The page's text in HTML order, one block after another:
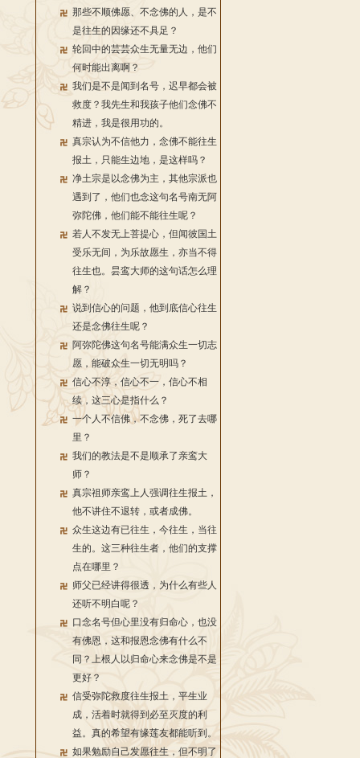
那些不顺佛愿、不念佛的人，是不
是往生的因缘还不具足？
轮回中的芸芸众生无量无边，他们
何时能出离啊？
我们是不是闻到名号，迟早都会被
救度？我先生和我孩子他们念佛不
精进，我是很用功的。
真宗认为不信他力，念佛不能往生
报土，只能生边地，是这样吗？
净土宗是以念佛为主，其他宗派也
遇到了，他们也念这句名号南无阿
弥陀佛，他们能不能往生呢？
若人不发无上菩提心，但闻彼国土
受乐无间，为乐故愿生，亦当不得
往生也。昙鸾大师的这句话怎么理
解？
说到信心的问题，他到底信心往生
还是念佛往生呢？
阿弥陀佛这句名号能满众生一切志
愿，能破众生一切无明吗？
信心不淳，信心不一，信心不相
续，这三心是指什么？
一个人不信佛，不念佛，死了去哪
里？
我们的教法是不是顺承了亲鸾大
师？
真宗祖师亲鸾上人强调往生报土，
他不讲住不退转，或者成佛。
众生这边有已往生，今往生，当往
生的。这三种往生者，他们的支撑
点在哪里？
师父已经讲得很透，为什么有些人
还听不明白呢？
口念名号但心里没有归命心，也没
有佛恩，这和报恩念佛有什么不
同？上根人以归命心来念佛是不是
更好？
信受弥陀救度往生报土，平生业
成，活着时就得到必至灭度的利
益。真的希望有缘莲友都能听到。
如果勉励自己发愿往生，但不明了